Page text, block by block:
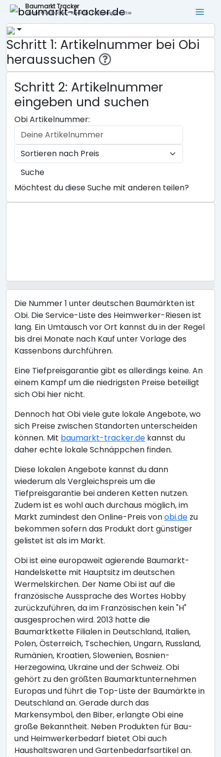
Baumarkt Tracker
Lokale Filialsuche - ideal für Tiefpreisgarantie
Schritt 1: Artikelnummer bei Obi
heraussuchen
Schritt 2: Artikelnummer
eingeben und suchen
Obi Artikelnummer:
Suche
Möchtest du diese Suche mit anderen teilen?
Die Nummer 1 unter deutschen Baumärkten ist
Obi. Die Service-Liste des Heimwerker-Riesen ist
lang. Ein Umtausch vor Ort kannst du in der Regel
bis drei Monate nach Kauf unter Vorlage des
Kassenbons durchführen.
Eine Tiefpreisgarantie gibt es allerdings keine. An
einem Kampf um die niedrigsten Preise beteiligt
sich Obi hier nicht.
Dennoch hat Obi viele gute lokale Angebote, wo
sich Preise zwischen Standorten unterscheiden
können. Mit baumarkt-tracker.de kannst du
daher echte lokale Schnäppchen finden.
Diese lokalen Angebote kannst du dann
wiederum als Vergleichspreis um die
Tiefpreisgarantie bei anderen Ketten nutzen.
Zudem ist es wohl auch durchaus möglich, im
Markt zumindest den Online-Preis vonobi.de zu
bekommen sofern das Produkt dort günstiger
gelistet ist als im Markt.
Obi ist eine europaweit agierende Baumarkt-
Handelskette mit Hauptsitz im deutschen
Wermelskirchen. Der Name Obi ist auf die
französische Aussprache des Wortes Hobby
zurückzuführen, da im Französischen kein "H"
ausgesprochen wird. 2013 hatte die
Baumarktkette Filialen in Deutschland, Italien,
Polen, Österreich, Tschechien, Ungarn, Russland,
Rumänien, Kroatien, Slowenien, Bosnien-
Herzegowina, Ukraine und der Schweiz. Obi
gehört zu den größten Baumarktunternehmen
Europas und führt die Top-Liste der Baumärkte in
Deutschland an. Gerade durch das
Markensymbol, den Biber, erlangte Obi eine
große Bekanntheit. Neben Produkten für Bau-
und Heimwerkerbedarf bietet Obi auch
Haushaltswaren und Gartenbedarfsartikel an.